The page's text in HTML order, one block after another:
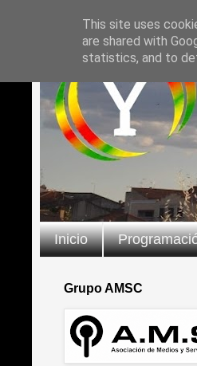
Inicio
Grupo AMSC
This site uses
are shared with
statistics, and to